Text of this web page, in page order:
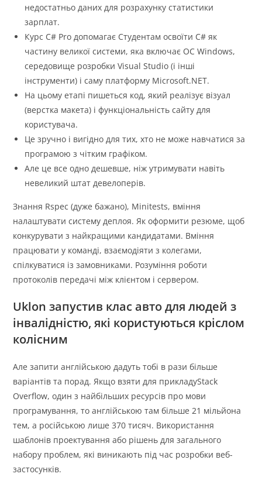
недостатньо даних для розрахунку статистики
зарплат.
Курс C# Pro допомагає Студентам освоїти C# як
частину великої системи, яка включає ОС Windows,
середовище розробки Visual Studio (і інші
інструменти) і саму платформу Microsoft.NET.
На цьому етапі пишеться код, який реалізує візуал
(верстка макета) і функціональність сайту для
користувача.
Це зручно і вигідно для тих, хто не може навчатися за
програмою з чітким графіком.
Але це все одно дешевше, ніж утримувати навіть
невеликий штат девелоперів.
Знання Rspec (дуже бажано), Minitests, вміння
налаштувати систему деплоя. Як оформити резюме, щоб
конкурувати з найкращими кандидатами. Вміння
працювати у команді, взаємодіяти з колегами,
спілкуватися із замовниками. Розуміння роботи
протоколів передачі між клієнтом і сервером.
Uklon запустив клас авто для людей з
інвалідністю, які користуються кріслом
колісним
Але запити англійською дадуть тобі в рази більше
варіантів та порад. Якщо взяти для прикладуStack
Overflow, один з найбільших ресурсів про мови
програмування, то англійською там більше 21 мільйона
тем, а російською лише 370 тисяч. Використання
шаблонів проектування або рішень для загального
набору проблем, які виникають під час розробки веб-
застосунків.